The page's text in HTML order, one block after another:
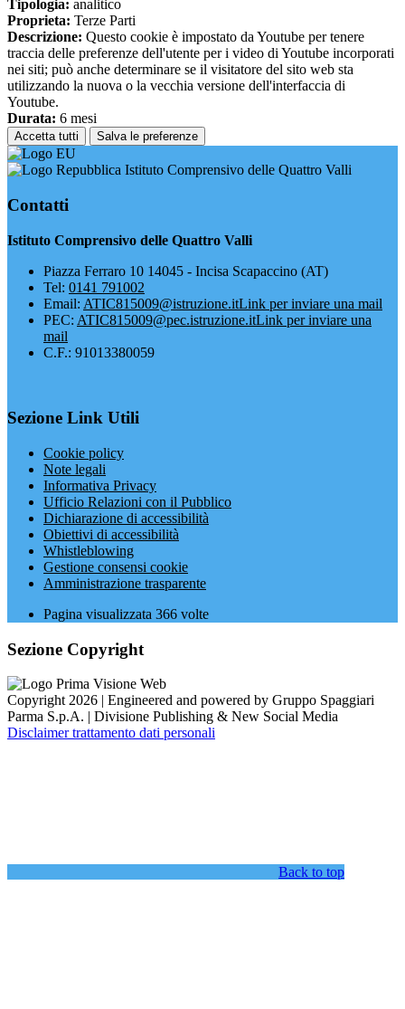
Tipologia: analitico
Proprieta: Terze Parti
Descrizione: Questo cookie è impostato da Youtube per tenere
traccia delle preferenze dell'utente per i video di Youtube incorporati
nei siti; può anche determinare se il visitatore del sito web sta
utilizzando la nuova o la vecchia versione dell'interfaccia di
Youtube.
Durata: 6 mesi
Accetta tutti Salva le preferenze
Istituto Comprensivo delle Quattro Valli
Contatti
Istituto Comprensivo delle Quattro Valli
Piazza Ferraro 10 14045 - Incisa Scapaccino (AT)
Tel: 0141 791002
Email: ATIC815009@istruzione.itLink per inviare una mail
PEC: ATIC815009@pec.istruzione.itLink per inviare una
mail
C.F.: 91013380059
Sezione Link Utili
Cookie policy
Note legali
Informativa Privacy
Ufficio Relazioni con il Pubblico
Dichiarazione di accessibilità
Obiettivi di accessibilità
Whistleblowing
Gestione consensi cookie
Amministrazione trasparente
Pagina visualizzata 366 volte
Sezione Copyright
Copyright 2026 | Engineered and powered by Gruppo Spaggiari
Parma S.p.A. | Divisione Publishing & New Social Media
Disclaimer trattamento dati personali
Back to top